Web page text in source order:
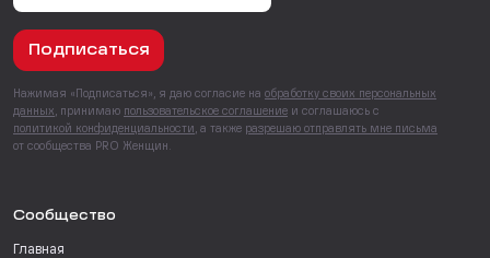
Подписаться
Нажимая «Подписаться», я даю согласие на обработку своих персональных
данных , принимаю пользовательское соглашение и соглашаюсь с
политикой конфиденциальности , а также разрешаю отправлять мне письма
от сообщества PRO Женщин.
Сообщество
Главная